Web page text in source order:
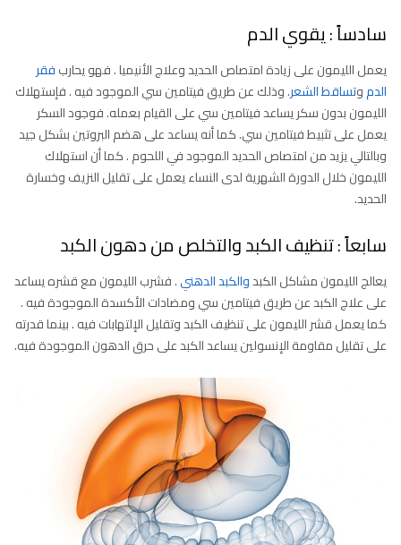
سادساً : يقوي الدم
يعمل الليمون على زيادة امتصاص الحديد وعلاج الأنيميا . فهو يحاربفقر
الدموتساقط الشعر. وذلك عن طريق فيتامين سي الموجود فيه . فإستهلاك
الليمون بدون سكر يساعد فيتامين سي على القيام بعمله. فوجود السكر
يعمل على تثبيط فيتامين سي. كما أنه يساعد على هضم البروتين بشكل جيد
وبالتالي يزيد من امتصاص الحديد الموجود في اللحوم . كما أن استهلاك
الليمون خلال الدورة الشهرية لدى النساء يعمل على تقليل النزيف وخسارة
الحديد.
سابعاً : تنظيف الكبد والتخلص من دهون الكبد
يعالج الليمون مشاكل الكبدوالكبد الدهني. فشرب الليمون مع قشره يساعد
على علاج الكبد عن طريق فيتامين سي ومضادات الأكسدة الموجودة فيه .
كما يعمل قشر الليمون على تنظيف الكبد وتقليل الإلتهابات فيه . بينما قدرته
على تقليل مقاومة الإنسولين يساعد الكبد على حرق الدهون الموجودة فيه.